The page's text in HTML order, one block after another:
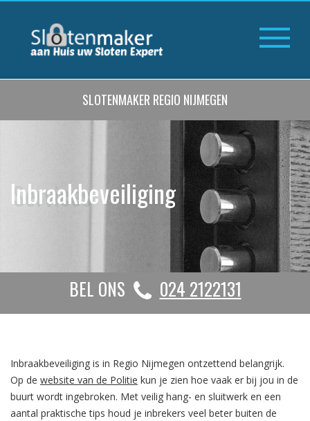
SLOTENMAKER REGIO NIJMEGEN
Inbraakbeveiliging
BEL ONS 024 2122131
Inbraakbeveiliging is in Regio Nijmegen ontzettend belangrijk.
Op de website van de Politie kun je zien hoe vaak er bij jou in de
buurt wordt ingebroken. Met veilig hang- en sluitwerk en een
aantal praktische tips houd je inbrekers veel beter buiten de